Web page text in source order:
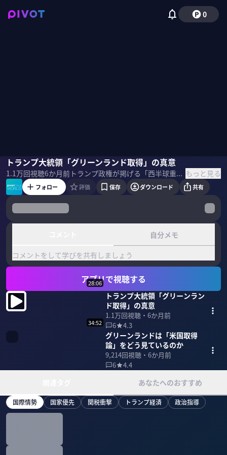
0
トランプ大統領「グリーンランド取得」の真意
1.1万回視聴6か月前 トランプ政権が掲げる「西半球重視」の国家安全保障戦略を徹底解説。「グリーンランド取得」発言の背景にある、中露の影響力排除と北極海航路の制覇、そして資源確保の狙いを解き明かす。モンロー主義ならぬ「ドンロー主義」が、世界情勢とアメリカの立ち位置をどう変えるのか？ ＜ゲスト＞ 佐藤丙午｜拓殖大学教授 一橋大学博士（法学）。専門は国際政治、安全保障、軍縮核不拡散等。防衛研究所を経て2006年から現職。外務省参与等を歴任。日本軍縮学会会長や国際安全保障学会理事など。 ＜目次＞ もっと見る
佐藤丙午高橋美野梨小手森千紗
フォロー 評価 保存 ダウンロード 共有
自分メモ
コメントをして学びを共有しましょう
アプリで視聴する
28:06
トランプ大統領「グリーンラン
ド取得」の真意
1.1万回視聴・ 6か月前
6
4.3
34:52
グリーンランドは「米国取得
論」をどう見ているのか
9,214回視聴・ 6か月前
6
4.4
あなたへのおすすめ
国際情勢 国家優先 関税衝撃 トランプ経済 政治指導